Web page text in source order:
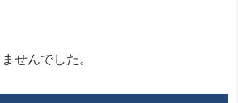
せんでした。